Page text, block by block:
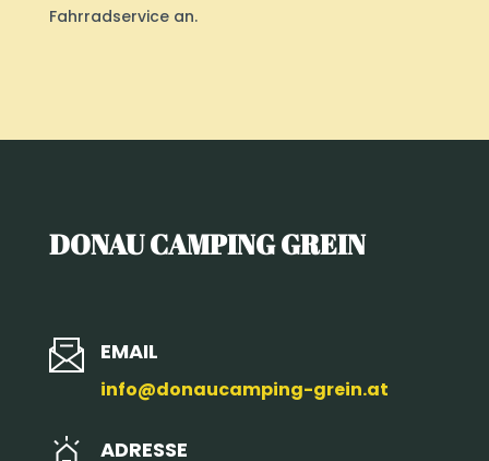
Fahrradservice an.
DONAU CAMPING GREIN
EMAIL
info@donaucamping-grein.at
ADRESSE